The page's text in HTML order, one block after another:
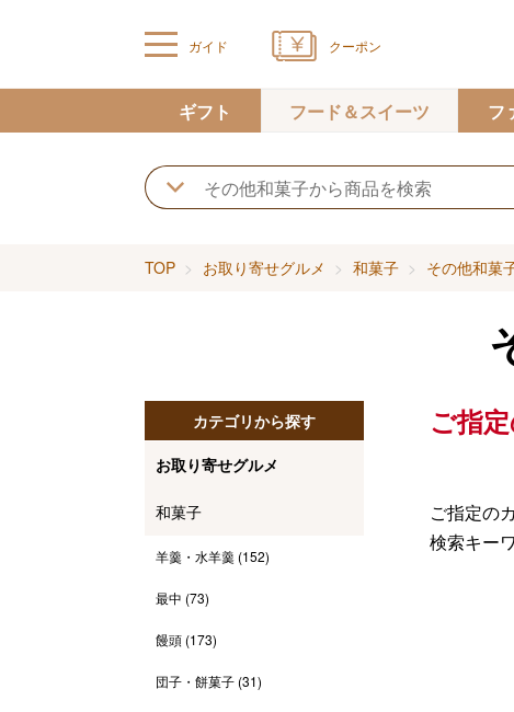
ガイド クーポン
ギフト フード＆スイーツ フ
TOP お取り寄せグルメ 和菓子 その他和菓
ご指
ご指定の
検索キー
カテゴリから探す
お取り寄せグルメ
和菓子
羊羹・水羊羹 (152)
最中 (73)
饅頭 (173)
団子・餅菓子 (31)